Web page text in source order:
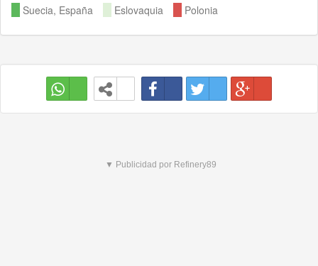
Suecia, España Eslovaquia Polonia
▼ Publicidad por Refinery89